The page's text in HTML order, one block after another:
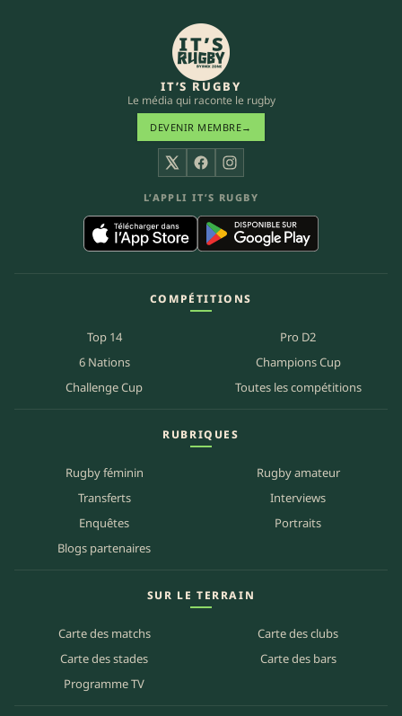
IT’S RUGBY
Le média qui raconte le rugby
DEVENIR MEMBRE→
X FacebookInstagram
L’APPLI IT’S RUGBY
COMPÉTITIONS
Top 14
Pro D2
6 Nations
Champions Cup
Challenge Cup
Toutes les compétitions
RUBRIQUES
Rugby féminin
Rugby amateur
Transferts
Interviews
Enquêtes
Portraits
Blogs partenaires
SUR LE TERRAIN
Carte des matchs
Carte des clubs
Carte des stades
Carte des bars
Programme TV